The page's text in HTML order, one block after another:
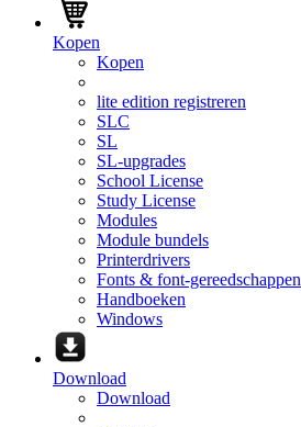
Kopen
Kopen
lite edition registreren
SLC
SL
SL-upgrades
School License
Study License
Modules
Module bundels
Printerdrivers
Fonts & font-gereedschappen
Handboeken
Windows
Download
Download